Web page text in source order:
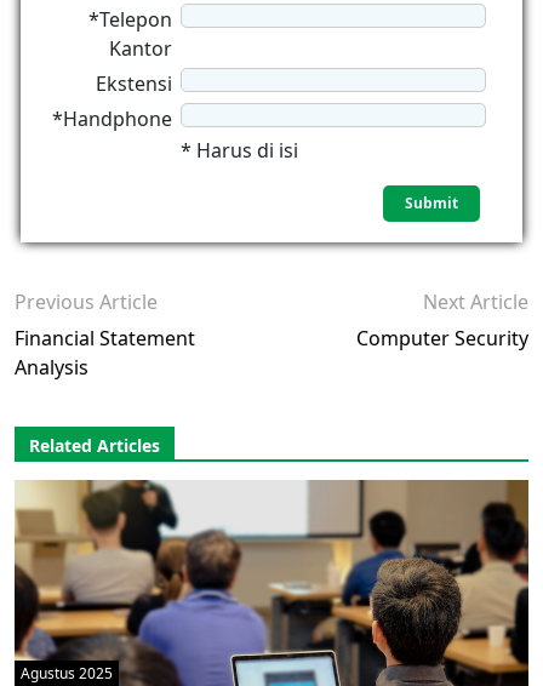
*Telepon
Kantor
Ekstensi
*Handphone
* Harus di isi
Previous Article
Financial Statement
Analysis
Next Article
Computer Security
Related Articles
Agustus 2025